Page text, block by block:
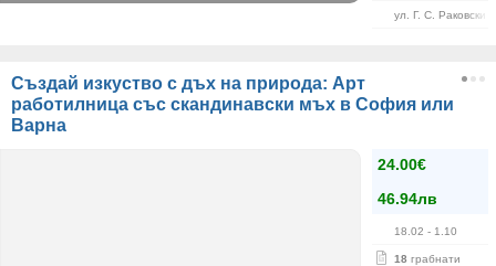
ул. Г. С. Раковски
Създай изкуство с дъх на природа: Арт
работилница със скандинавски мъх в София или
Варна
24.00€
46.94лв
18.02 - 1.10
18 грабнати